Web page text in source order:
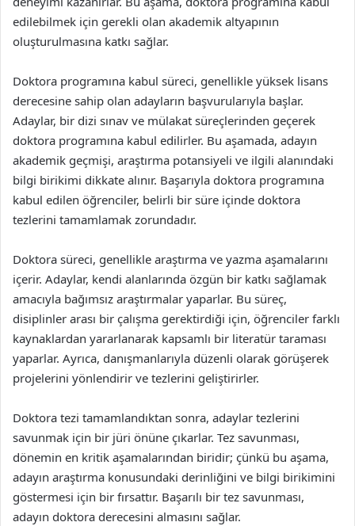
edilebilmek için gerekli olan akademik altyapının
oluşturulmasına katkı sağlar.
Doktora programına kabul süreci, genellikle yüksek lisans
derecesine sahip olan adayların başvurularıyla başlar.
Adaylar, bir dizi sınav ve mülakat süreçlerinden geçerek
doktora programına kabul edilirler. Bu aşamada, adayın
akademik geçmişi, araştırma potansiyeli ve ilgili alanındaki
bilgi birikimi dikkate alınır. Başarıyla doktora programına
kabul edilen öğrenciler, belirli bir süre içinde doktora
tezlerini tamamlamak zorundadır.
Doktora süreci, genellikle araştırma ve yazma aşamalarını
içerir. Adaylar, kendi alanlarında özgün bir katkı sağlamak
amacıyla bağımsız araştırmalar yaparlar. Bu süreç,
disiplinler arası bir çalışma gerektirdiği için, öğrenciler farklı
kaynaklardan yararlanarak kapsamlı bir literatür taraması
yaparlar. Ayrıca, danışmanlarıyla düzenli olarak görüşerek
projelerini yönlendirir ve tezlerini geliştirirler.
Doktora tezi tamamlandıktan sonra, adaylar tezlerini
savunmak için bir jüri önüne çıkarlar. Tez savunması,
dönemin en kritik aşamalarından biridir; çünkü bu aşama,
adayın araştırma konusundaki derinliğini ve bilgi birikimini
göstermesi için bir fırsattır. Başarılı bir tez savunması,
adayın doktora derecesini almasını sağlar.